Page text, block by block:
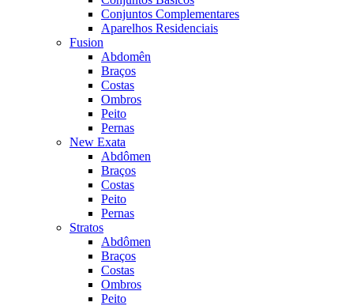
Conjuntos Complementares
Aparelhos Residenciais
Fusion
Abdomên
Braços
Costas
Ombros
Peito
Pernas
New Exata
Abdômen
Braços
Costas
Peito
Pernas
Stratos
Abdômen
Braços
Costas
Ombros
Peito